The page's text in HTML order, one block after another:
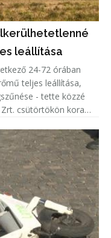
leállítása
24-72 órában
teljes leállítása,
- tette közzé
csütörtökön kora